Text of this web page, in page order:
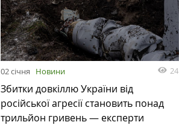
02 січня Новини 24
Збитки довкіллю України від
російської агресії становить понад
трильйон гривень — експерти